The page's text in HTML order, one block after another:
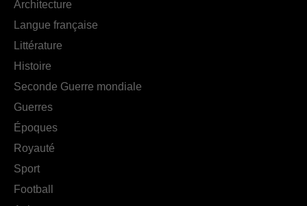
Architecture
Langue française
Littérature
Histoire
Seconde Guerre mondiale
Guerres
Époques
Royauté
Sport
Football